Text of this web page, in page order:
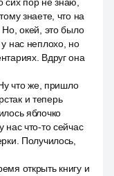
знаете, что на
Но, окей, это было
нас неплохо, но
Вдруг она
что же, пришло
и теперь
яблочко
что-то сейчас
Получилось,
открыть книгу и